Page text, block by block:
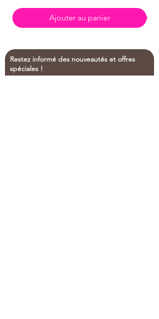
Ajouter au panier
Restez informé des nouveautés et offres
spéciales !